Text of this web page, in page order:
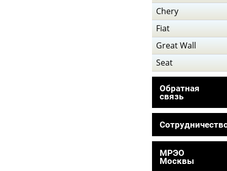
Chery
Fiat
Great Wall
Seat
Обратная
связь
МРЭО
Москвы